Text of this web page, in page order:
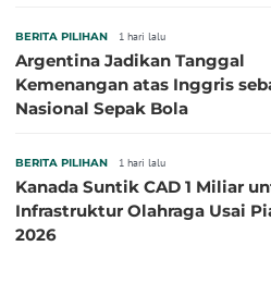
BERITA PILIHAN 1 hari lalu
Argentina Jadikan Tanggal
Kemenangan atas Inggris
Nasional Sepak Bola
BERITA PILIHAN 1 hari lalu
Kanada Suntik CAD 1 Miliar
Infrastruktur Olahraga Usai
2026